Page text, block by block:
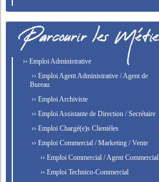
›› Emploi Administrative
›› Emploi Agent Administrative / Agent de
Bureau
›› Emploi Archiviste
›› Emploi Assistante de Direction / Secrétaire
›› Emploi Chargé(e)s Clientèles
›› Emploi Commercial / Marketing / Vente
›› Emploi Commercial / Agent Commercial
›› Emploi Technico-Commercial